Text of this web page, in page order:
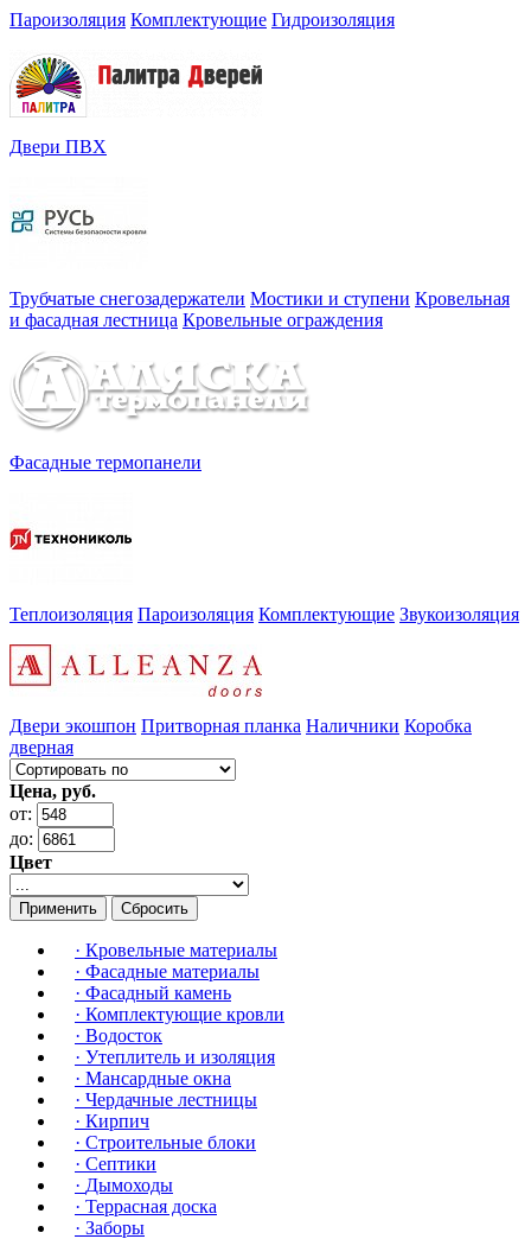
Пароизоляция Комплектующие Гидроизоляция
Двери ПВХ
Трубчатые снегозадержатели Мостики и ступени Кровельная
и фасадная лестница Кровельные ограждения
Фасадные термопанели
Теплоизоляция Пароизоляция Комплектующие Звукоизоляция
Двери экошпон Притворная планка Наличники Коробка
дверная
Цена, руб.
от:
до:
Цвет
Применить Сбросить
· Кровельные материалы
· Фасадные материалы
· Фасадный камень
· Комплектующие кровли
· Водосток
· Утеплитель и изоляция
· Мансардные окна
· Чердачные лестницы
· Кирпич
· Строительные блоки
· Септики
· Дымоходы
· Террасная доска
· Заборы